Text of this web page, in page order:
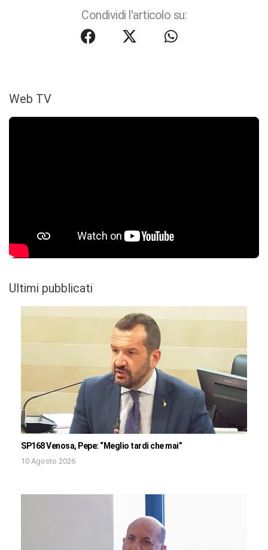
Condividi l'articolo su:
Web TV
Ultimi pubblicati
SP168 Venosa, Pepe: “Meglio tardi che mai”
10 Agosto 2026